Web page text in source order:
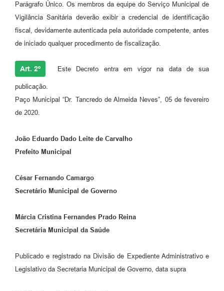
Parágrafo Único. Os membros da equipe do Serviço Municipal de
Vigilância Sanitária deverão exibir a credencial de identificação
fiscal, devidamente autenticada pela autoridade competente, antes
de iniciado qualquer procedimento de fiscalização.
Art. 2º Este Decreto entra em vigor na data de sua
publicação.
Paço Municipal “Dr. Tancredo de Almeida Neves”, 05 de fevereiro
de 2020.
João Eduardo Dado Leite de Carvalho
Prefeito Municipal
César Fernando Camargo
Secretário Municipal de Governo
Márcia Cristina Fernandes Prado Reina
Secretária Municipal da Saúde
Publicado e registrado na Divisão de Expediente Administrativo e
Legislativo da Secretaria Municipal de Governo, data supra